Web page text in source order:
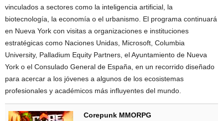
vinculados a sectores como la inteligencia artificial, la
biotecnología, la economía o el urbanismo. El programa continuará
en Nueva York con visitas a organizaciones e instituciones
estratégicas como Naciones Unidas, Microsoft, Columbia
University, Palladium Equity Partners, el Ayuntamiento de Nueva
York o el Consulado General de España, en un recorrido diseñado
para acercar a los jóvenes a algunos de los ecosistemas
profesionales y académicos más influyentes del mundo.
Corepunk MMORPG